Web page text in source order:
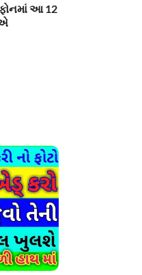
ફોનમાં આ 12